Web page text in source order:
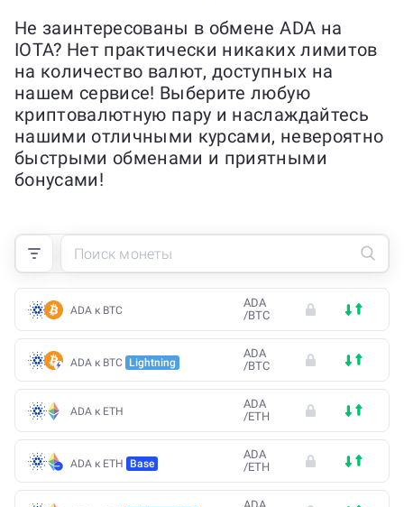
Не заинтересованы в обмене ADA на
IOTA? Нет практически никаких лимитов
на количество валют, доступных на
нашем сервисе! Выберите любую
криптовалютную пару и наслаждайтесь
нашими отличными курсами, невероятно
быстрыми обменами и приятными
бонусами!
ADA к BTC
ADA
/BTC
ADA к BTC Lightning
ADA
/BTC
ADA к ETH
ADA
/ETH
ADA к ETH Base
ADA
/ETH